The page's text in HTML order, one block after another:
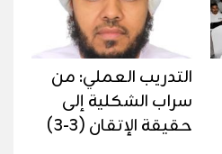
التدريب العملي: من
سراب الشكلية إلى
حقيقة الإتقان (3-3)